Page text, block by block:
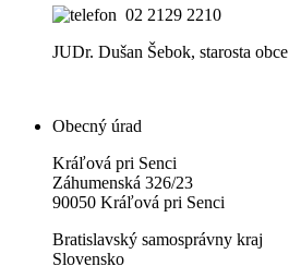
02 2129 2210
JUDr. Dušan Šebok, starosta obce
Obecný úrad
Kráľová pri Senci
Záhumenská 326/23
90050 Kráľová pri Senci
Bratislavský samosprávny kraj
Slovensko